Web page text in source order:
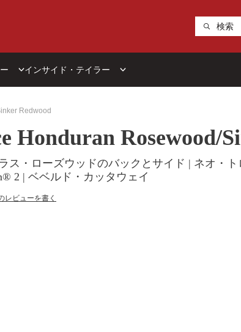
Mini
Concert
Auditorium
Baby Taylor
GS Mini
Academy
800
74年頃
インサイド・テイラー
Redwood
Honduran Rosewood/
ス・ローズウッドのバックとサイド | ネオ・
2 | ベベルド・カッタウェイ
レビューを書く